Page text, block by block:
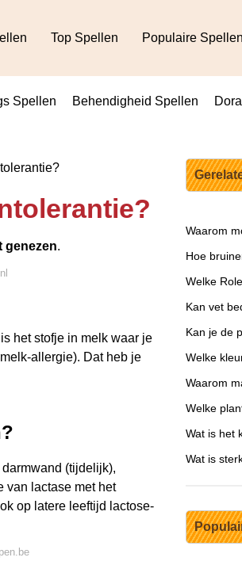
Top Spellen Populaire Spellen
Spellen Behendigheid Spellen
genezen.
het stofje in melk waar je
allergie). Dat heb je
(tijdelijk),
van lactase met het
op latere leeftijd lactose-
Waarom
Hoe
Welke
Kan vet
Kan je de
Welke
Waarom
Welke
Wat is het
Wat is